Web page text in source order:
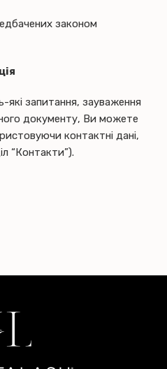
законом
запитання, зауваження
документу, Ви можете
контактні дані,
“Контакти”).